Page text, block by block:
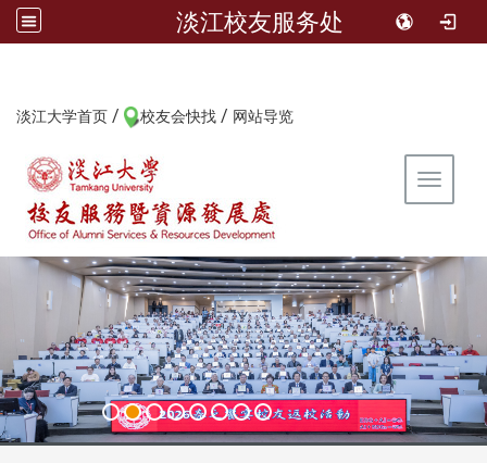
淡江校友服务处
淡江大学首页 / 校友会快找 / 网站导览
Toggle